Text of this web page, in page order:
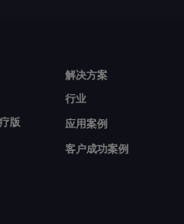
版
解决方案
行业
应用案例
客户成功案例